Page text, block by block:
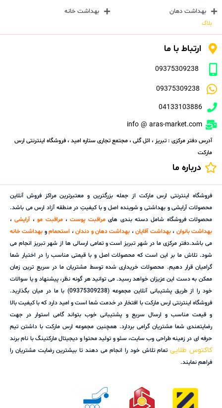
بهداشت دهان
بهداشت خانه
بلاگ
ارتباط با ما
09375309238
09375309238
04133103886
info @ aras-market.com
آدرس دفتر مرکزی : تبریز ، ائل گلی ، مجتمع تجاری ستاره امید ، فروشگاه اینترنتی ارس
مارکت
درباره ما
فروشگاه اینترنتی ارس مارکت از جمله بزرگترین و معتبرترین مراکز فروش آنلاین
محصولات آرایشی و بهداشتی و شوینده اصل و با کیفیتِ در منطقه آزاد ارس می باشد.
محصولات فروشگاه شامل دسته بندی هایمراقبت پوست،مراقبت مو،آرایشی،
بهداشت بانوان ،بهداشت آقایان، بهداشت دهان و دندان، استحمامو بهداشت خانه
می باشد.دفتر مرکزی ما در شهر تبریز است و تمامی ارسالی ها از شهر تبریز انجام می
شود. تلاش ما بر این است که محصولات اصل و با قیمتی مناسب را در اختیار شما
گرامیان قرار دهیم. محصولات خریداری شده توسط مشتریان ما در سریع ترین زمان
ممکن به دست این عزیزان خواهد رسید. می توانید هر گونه نظر، پیشنهاد و یا سوالات
خود را از طریق پشتیبانی آنلاین مجموعه (09375309238) با ما در میان بگذارید.
فروشگاه اینترنتی ارس مارکت با افتخار در خدمت شما است و امید دارد که با کیفیت بالا
و قیمت مناسب و ارسال سریع و پشتیبانی خوب بتواند گامی استوار در جهت
رضایتمندی شما مشتریان گرامی بردارد. همچنین مجموعه ارس مارکت با داشتن تیم
حرفه ای در زمینه طراحی وب سایت، سئو و تولید محتوا و دیجیتال مارکتینگ با نام برند
کاکتوس طلاییتمام تلاش خود را انجام می دهند تا بیشترین رضایت مشتریان را
فراهم نمایند.